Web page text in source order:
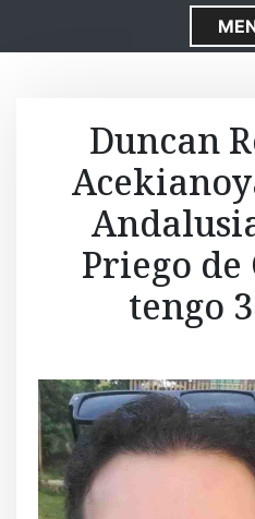
S
k
o
o
n
n
t
Duncan
Priego de
tengo